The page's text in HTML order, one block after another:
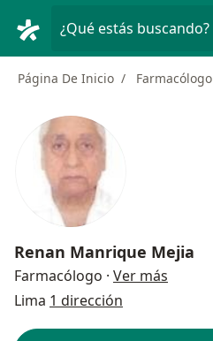
¿Qué estás buscando?
Página De Inicio Farmacólogo
Renan Manrique Mejia
Farmacólogo · Ver más
Lima 1 dirección